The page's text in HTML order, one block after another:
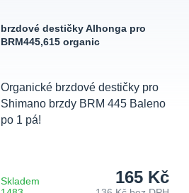
brzdové destičky Alhonga pro
BRM445,615 organic
Organické brzdové destičky pro
Shimano brzdy BRM 445 Baleno
po 1 pá!
165 Kč
Skladem